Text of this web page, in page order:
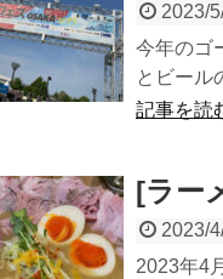
2023/
今年のゴ
とビール
記事を読
[ラー
2023/
2023年4